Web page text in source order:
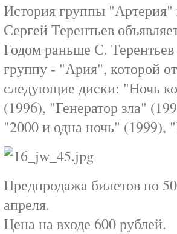
История группы "Артерия"
Сергей Терентьев
Годом раньше С.
группу - "Ария", которой
следующие диски: "Ночь
(1996), "Генератор зла"
"2000 и одна ночь" (1999),
Предпродажа билетов по
апреля.
Цена на входе 600 рублей.